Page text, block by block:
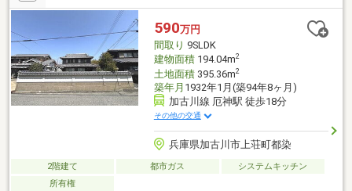
590万円
間取り 9SLDK
建物面積194.04m2
土地面積395.36m2
築年月 1932年1月(築94年8ヶ月)
加古川線 厄神駅 徒歩18分
その他の交通
兵庫県加古川市上荘町都染
2階建て 都市ガス
システムキッチン
所有権